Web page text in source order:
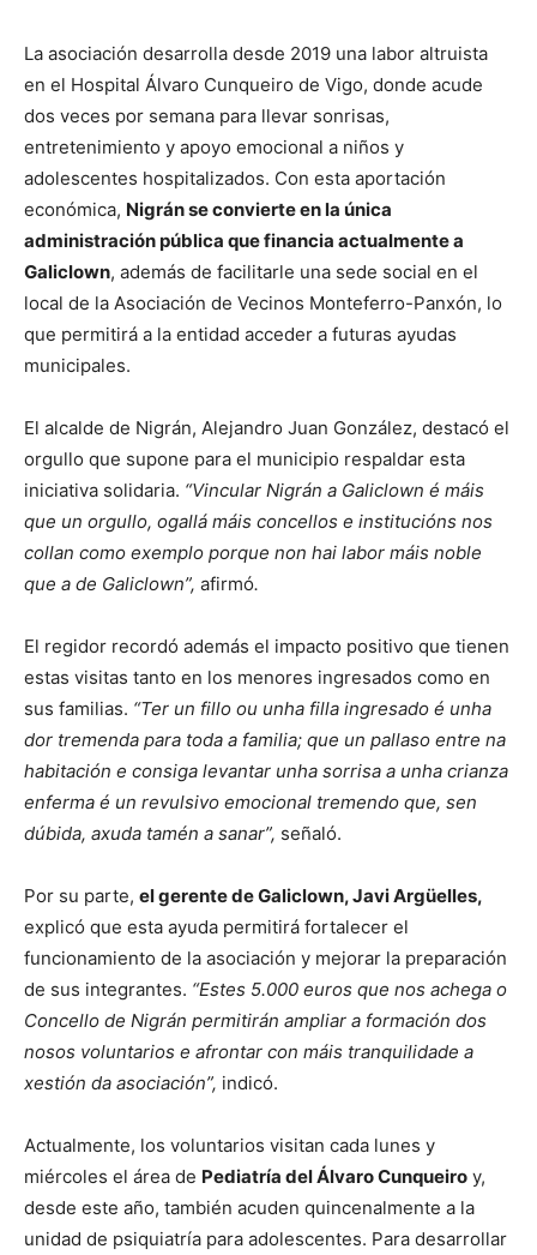
La asociación desarrolla desde 2019 una labor altruista
en el Hospital Álvaro Cunqueiro de Vigo, donde acude
dos veces por semana para llevar sonrisas,
entretenimiento y apoyo emocional a niños y
adolescentes hospitalizados. Con esta aportación
económica, Nigrán se convierte en la única
administración pública que financia actualmente a
Galiclown, además de facilitarle una sede social en el
local de la Asociación de Vecinos Monteferro-Panxón, lo
que permitirá a la entidad acceder a futuras ayudas
municipales.
El alcalde de Nigrán, Alejandro Juan González, destacó el
orgullo que supone para el municipio respaldar esta
iniciativa solidaria. “Vincular Nigrán a Galiclown é máis
que un orgullo, ogallá máis concellos e institucións nos
collan como exemplo porque non hai labor máis noble
que a de Galiclown”, afirmó.
El regidor recordó además el impacto positivo que tienen
estas visitas tanto en los menores ingresados como en
sus familias. “Ter un fillo ou unha filla ingresado é unha
dor tremenda para toda a familia; que un pallaso entre na
habitación e consiga levantar unha sorrisa a unha crianza
enferma é un revulsivo emocional tremendo que, sen
dúbida, axuda tamén a sanar”, señaló.
Por su parte, el gerente de Galiclown, Javi Argüelles,
explicó que esta ayuda permitirá fortalecer el
funcionamiento de la asociación y mejorar la preparación
de sus integrantes. “Estes 5.000 euros que nos achega o
Concello de Nigrán permitirán ampliar a formación dos
nosos voluntarios e afrontar con máis tranquilidade a
xestión da asociación”, indicó.
Actualmente, los voluntarios visitan cada lunes y
miércoles el área de Pediatría del Álvaro Cunqueiro y,
desde este año, también acuden quincenalmente a la
unidad de psiquiatría para adolescentes. Para desarrollar